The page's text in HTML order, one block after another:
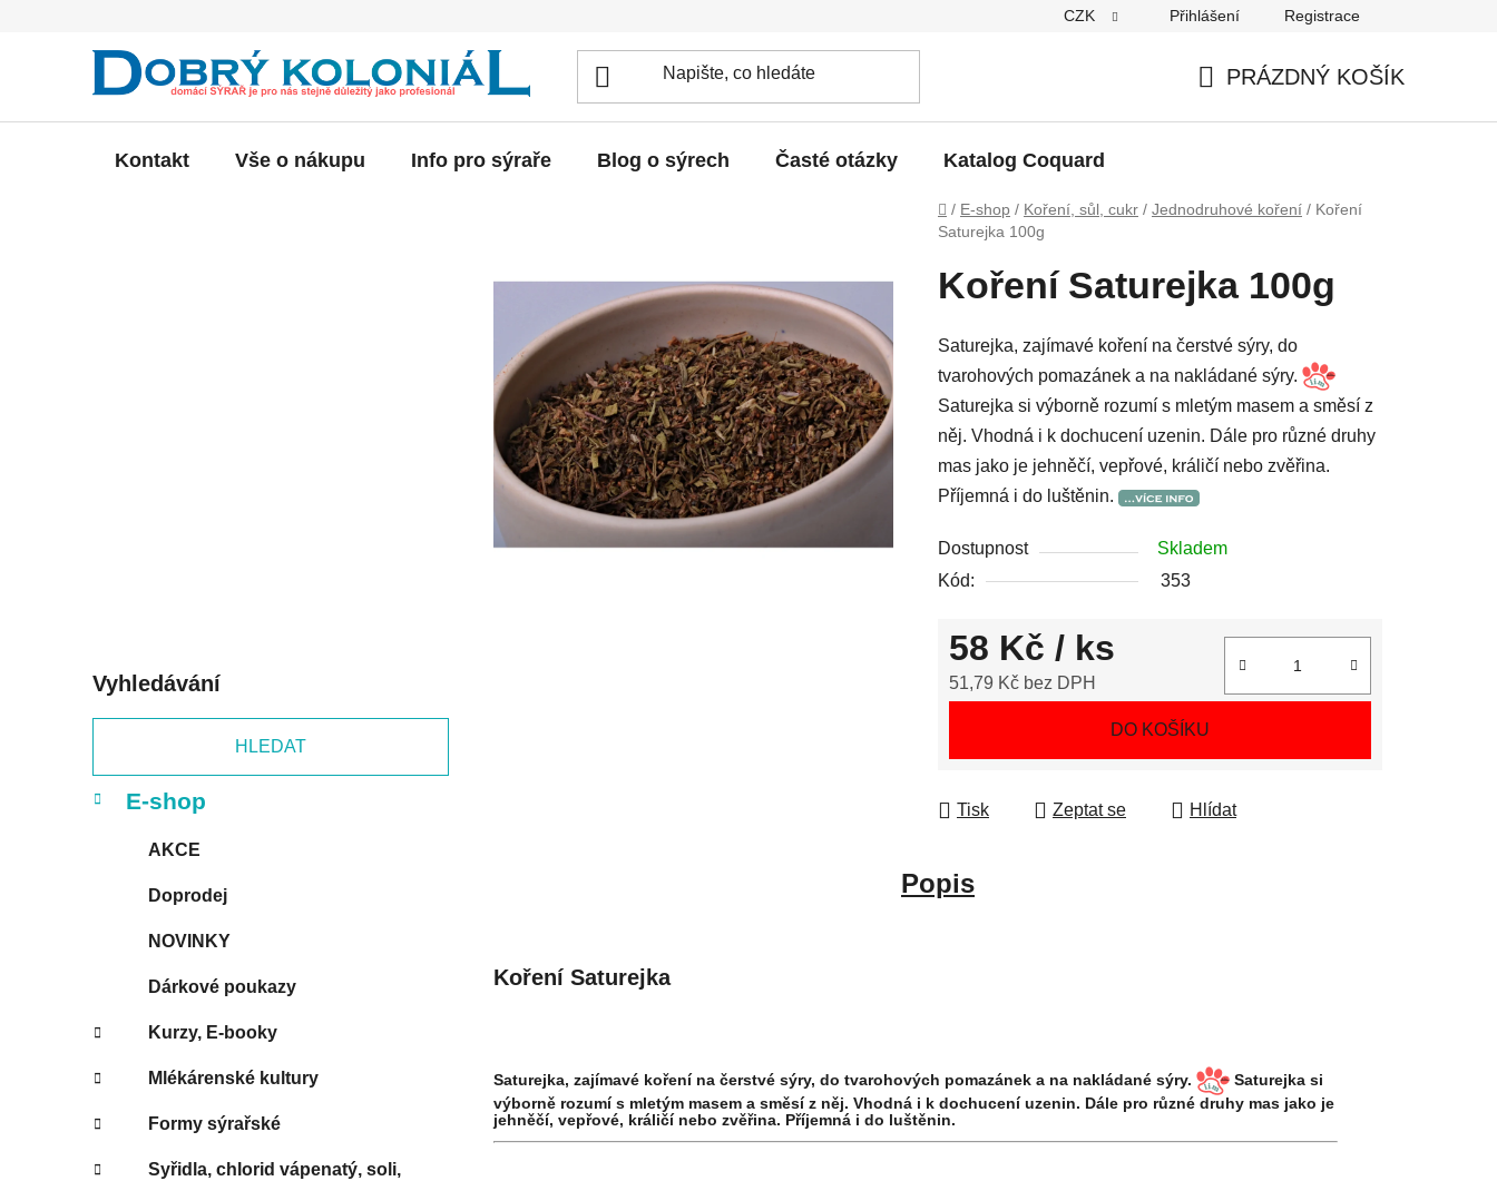
CZK Přihlášení Registrace
PRÁZDNÝ KOŠÍK
Kontakt Vše o nákupu Info pro sýraře Blog o sýrech Časté otázky Katalog Coquard
Domů
/ E-shop / Koření, sůl, cukr / Jednodruhové koření / Koření
Saturejka 100g
Vyhledávání
HLEDAT
kategorie
K
a
E-shop
AKCE
Doprodej
NOVINKY
Dárkové poukazy
Kurzy, E-booky
Mlékárenské kultury
Formy sýrařské
Syřidla, chlorid vápenatý, soli,
Koření Saturejka 100g
Saturejka, zajímavé koření na čerstvé sýry, do
tvarohových pomazánek a na nakládané sýry.
Saturejka si výborně rozumí s mletým masem a směsí z
něj. Vhodná i k dochucení uzenin. Dále pro různé druhy
mas jako je jehněčí, vepřové, králičí nebo zvěřina.
Příjemná i do luštěnin.
Dostupnost
Skladem
Kód:
353
58 Kč / ks
51,79 Kč bez DPH
DO KOŠÍKU
Tisk Zeptat se Hlídat
Popis
Koření Saturejka
Saturejka, zajímavé koření na čerstvé sýry, do tvarohových pomazánek a na nakládané sýry.
Saturejka si
výborně rozumí s mletým masem a směsí z něj. Vhodná i k dochucení uzenin. Dále pro různé druhy mas jako je
jehněčí, vepřové, králičí nebo zvěřina. Příjemná i do luštěnin.